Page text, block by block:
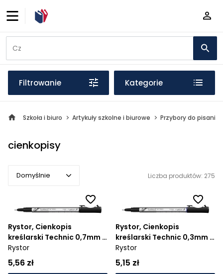
Filtrowanie Kategorie
Szkoła i biuro Artykuły szkolne i biurowe Przybory do pisania
cienkopisy
Domyślnie
Cena rosnąco
Cena malejąco
Liczba produktów: 275
Rystor, Cienkopis
kreślarski Technic 0,7mm -
czarny
Rystor
5,56 zł
Rystor, Cienkopis
kreślarski Technic 0,3mm -
niebieski
Rystor
5,15 zł